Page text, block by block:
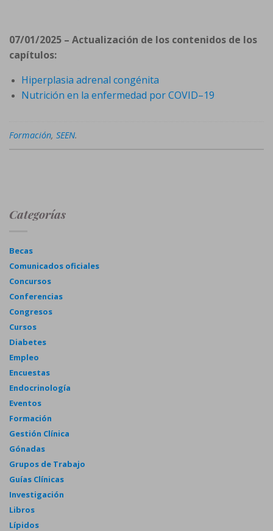
07/01/2025 – Actualización de los contenidos de los
capítulos:
Hiperplasia adrenal congénita
Nutrición en la enfermedad por COVID–19
Formación, SEEN.
Categorías
Becas
Comunicados oficiales
Concursos
Conferencias
Congresos
Cursos
Diabetes
Empleo
Encuestas
Endocrinología
Eventos
Formación
Gestión Clínica
Gónadas
Grupos de Trabajo
Guías Clínicas
Investigación
Libros
Lípidos